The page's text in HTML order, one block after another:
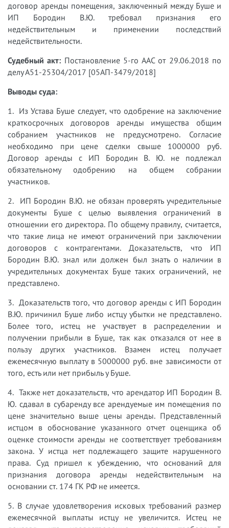
договор аренды помещения, заключенный между Буше и
ИП Бородин В.Ю. требовал признания его
недействительным и применении последствий
недействительности.
Судебный акт: Постановление 5-го ААС от 29.06.2018 по
делу А51-25304/2017 [05АП-3479/2018]
Выводы суда:
1. Из Устава Буше следует, что одобрение на заключение
краткосрочных договоров аренды имущества общим
собранием участников не предусмотрено. Согласие
необходимо при цене сделки свыше 1000000 руб.
Договор аренды с ИП Бородин В. Ю. не подлежал
обязательному одобрению на общем собрании
участников.
2. ИП Бородин В.Ю. не обязан проверять учредительные
документы Буше с целью выявления ограничений в
отношении его директора. По общему правилу, считается,
что такие лица не имеют ограничений при заключении
договоров с контрагентами. Доказательств, что ИП
Бородин В.Ю. знал или должен был знать о наличии в
учредительных документах Буше таких ограничений, не
представлено.
3. Доказательств того, что договор аренды с ИП Бородин
В.Ю. причинил Буше либо истцу убытки не представлено.
Более того, истец не участвует в распределении и
получении прибыли в Буше, так как отказался от нее в
пользу других участников. Взамен истец получает
ежемесячную выплату в 5000000 руб. вне зависимости от
того, есть или нет прибыль у Буше.
4. Также нет доказательств, что арендатор ИП Бородин В.
Ю. сдавал в субаренду все арендуемые им помещения по
цене значительно выше цены аренды. Представленный
истцом в обоснование указанного отчет оценщика об
оценке стоимости аренды не соответствует требованиям
закона. У истца нет подлежащего защите нарушенного
права. Суд пришел к убеждению, что оснований для
признания договора аренды недействительным на
основании ст. 174 ГК РФ не имеется.
5. В случае удовлетворения исковых требований размер
ежемесячной выплаты истцу не увеличится. Истец не